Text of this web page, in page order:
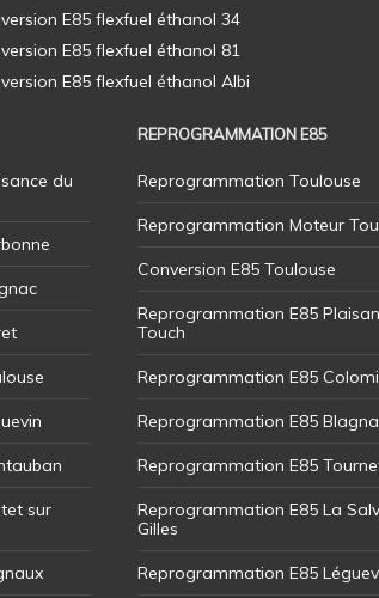
du
sur
REPROGRAMMATION E85
Reprogrammation Toulouse
Reprogrammation Moteur
Conversion E85 Toulouse
Reprogrammation E85
Touch
Reprogrammation E85
Reprogrammation E85
Reprogrammation E85
Reprogrammation E85 La
Gilles
Reprogrammation E85
E85 flexfuel éthanol 34
E85 flexfuel éthanol 81
E85 flexfuel éthanol Albi